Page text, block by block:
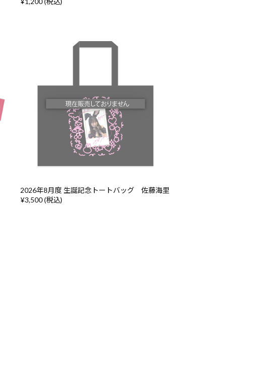
2026年8月度 生誕記念トートバッグ 佐藤海里
¥3,500 (税込)